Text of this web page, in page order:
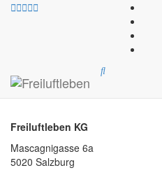
Kontakt
Freiluftleben KG
Mascagnigasse 6a
5020 Salzburg